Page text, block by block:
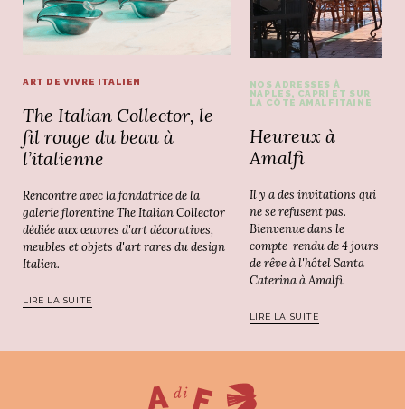
ART DE VIVRE ITALIEN
The Italian Collector, le
fil rouge du beau à
l’italienne
Rencontre avec la fondatrice de la
galerie florentine The Italian Collector
dédiée aux œuvres d'art décoratives,
meubles et objets d'art rares du design
Italien.
LIRE LA SUITE
NOS ADRESSES À
NAPLES, CAPRI ET SUR
LA CÔTE AMALFITAINE
Heureux à
Amalfi
Il y a des invitations qui
ne se refusent pas.
Bienvenue dans le
compte-rendu de 4 jours
de rêve à l'hôtel Santa
Caterina à Amalfi.
LIRE LA SUITE